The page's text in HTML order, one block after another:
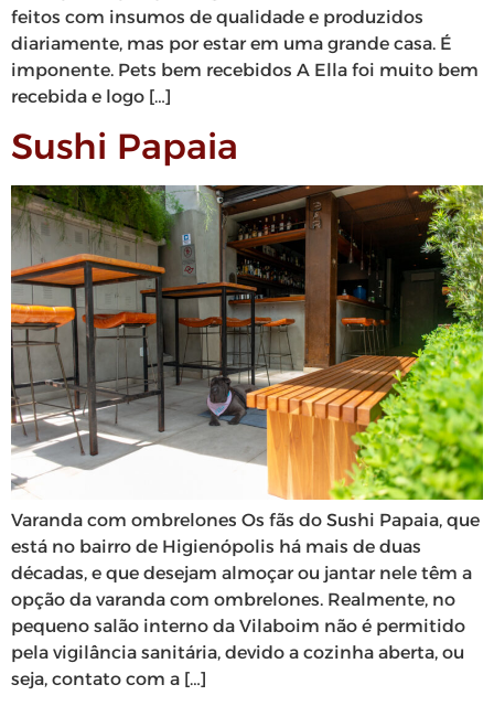
feitos com insumos de qualidade e produzidos
diariamente, mas por estar em uma grande casa. É
imponente. Pets bem recebidos A Ella foi muito bem
recebida e logo […]
Sushi Papaia
Varanda com ombrelones Os fãs do Sushi Papaia, que
está no bairro de Higienópolis há mais de duas
décadas, e que desejam almoçar ou jantar nele têm a
opção da varanda com ombrelones. Realmente, no
pequeno salão interno da Vilaboim não é permitido
pela vigilância sanitária, devido a cozinha aberta, ou
seja, contato com a […]